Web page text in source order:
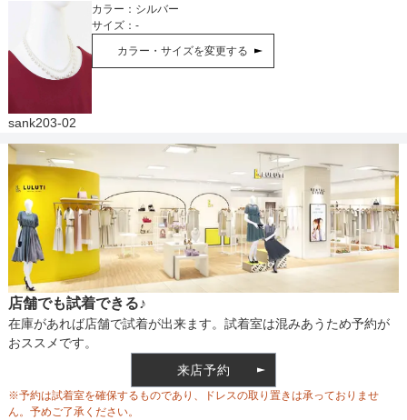
カラー： シルバー
サイズ： -
カラー・サイズを変更する
sank203-02
店舗でも試着できる♪
在庫があれば店舗で試着が出来ます。試着室は混みあうため予約が
おススメです。
来店予約
※予約は試着室を確保するものであり、ドレスの取り置きは承っておりませ
ん。予めご了承ください。